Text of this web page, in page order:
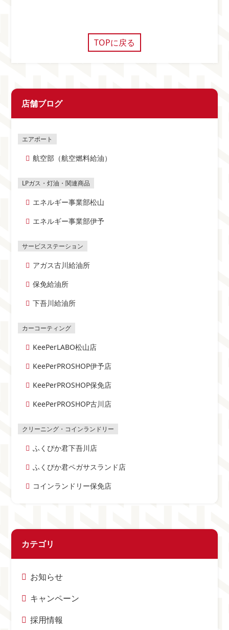
店舗ブログ
航空部（航空燃料給油）
エネルギー事業部松山
エネルギー事業部伊予
アガス古川給油所
保免給油所
下吾川給油所
KeePerLABO松山店
KeePerPROSHOP伊予店
KeePerPROSHOP保免店
KeePerPROSHOP古川店
ふくぴか君下吾川店
ふくぴか君ペガサスランド店
コインランドリー保免店
カテゴリ
お知らせ
キャンペーン
採用情報
TOPに戻る